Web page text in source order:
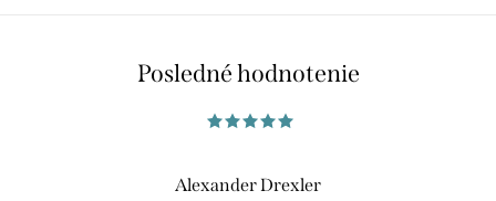
Posledné hodnotenie
Alexander Drexler